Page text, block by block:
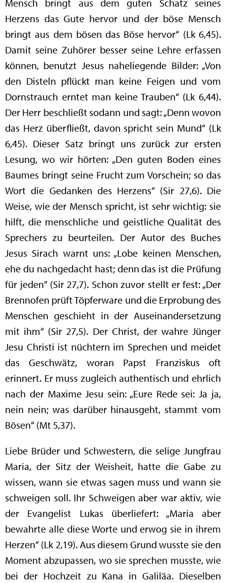
Mensch bringt aus dem guten Schatz seines
Herzens das Gute hervor und der böse Mensch
bringt aus dem bösen das Böse hervor“ (Lk 6,45).
Damit seine Zuhörer besser seine Lehre erfassen
können, benutzt Jesus naheliegende Bilder: „Von
den Disteln pflückt man keine Feigen und vom
Dornstrauch erntet man keine Trauben“ (Lk 6,44).
Der Herr beschließt sodann und sagt: „Denn wovon
das Herz überfließt, davon spricht sein Mund“ (Lk
6,45). Dieser Satz bringt uns zurück zur ersten
Lesung, wo wir hörten: „Den guten Boden eines
Baumes bringt seine Frucht zum Vorschein; so das
Wort die Gedanken des Herzens“ (Sir 27,6). Die
Weise, wie der Mensch spricht, ist sehr wichtig: sie
hilft, die menschliche und geistliche Qualität des
Sprechers zu beurteilen. Der Autor des Buches
Jesus Sirach warnt uns: „Lobe keinen Menschen,
ehe du nachgedacht hast; denn das ist die Prüfung
für jeden“ (Sir 27,7). Schon zuvor stellt er fest: „Der
Brennofen prüft Töpferware und die Erprobung des
Menschen geschieht in der Auseinandersetzung
mit ihm“ (Sir 27,5). Der Christ, der wahre Jünger
Jesu Christi ist nüchtern im Sprechen und meidet
das Geschwätz, woran Papst Franziskus oft
erinnert. Er muss zugleich authentisch und ehrlich
nach der Maxime Jesu sein: „Eure Rede sei: Ja ja,
nein nein; was darüber hinausgeht, stammt vom
Bösen“ (Mt 5,37).
Liebe Brüder und Schwestern, die selige Jungfrau
Maria, der Sitz der Weisheit, hatte die Gabe zu
wissen, wann sie etwas sagen muss und wann sie
schweigen soll. Ihr Schweigen aber war aktiv, wie
der Evangelist Lukas überliefert: „Maria aber
bewahrte alle diese Worte und erwog sie in ihrem
Herzen“ (Lk 2,19). Aus diesem Grund wusste sie den
Moment abzupassen, wo sie sprechen musste, wie
bei der Hochzeit zu Kana in Galiläa. Dieselben